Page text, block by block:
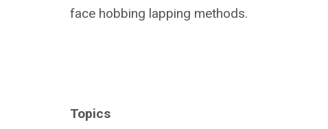
face hobbing lapping methods.
Topics